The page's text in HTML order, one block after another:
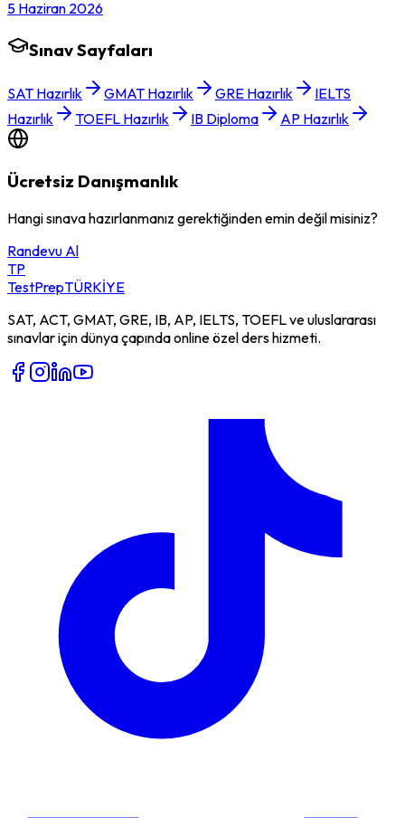
5 Haziran 2026
Sınav Sayfaları
SAT Hazırlık GMAT Hazırlık GRE Hazırlık
IELTS
Hazırlık
TOEFL Hazırlık IB Diploma AP Hazırlık
Ücretsiz Danışmanlık
Hangi sınava hazırlanmanız gerektiğinden emin değil misiniz?
Randevu Al
TP
TestPrepTÜRKİYE
SAT, ACT, GMAT, GRE, IB, AP, IELTS, TOEFL ve uluslararası
sınavlar için dünya çapında online özel ders hizmeti.